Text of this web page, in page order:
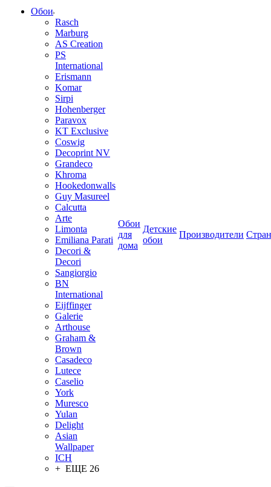
Обои
Rasch
Marburg
AS Creation
PS
International
Erismann
Komar
Sirpi
Hohenberger
Paravox
KT Exclusive
Coswig
Decoprint NV
Grandeco
Khroma
Hookedonwalls
Guy Masureel
Calcutta
Arte
Limonta
Emiliana Parati
Decori &
Decori
Sangiorgio
BN
International
Eijffinger
Galerie
Arthouse
Graham &
Brown
Casadeco
Lutece
Caselio
York
Muresco
Yulan
Delight
Asian
Wallpaper
ICH
+ ЕЩЕ 26
Обои
для
дома
Детские
обои
Производители